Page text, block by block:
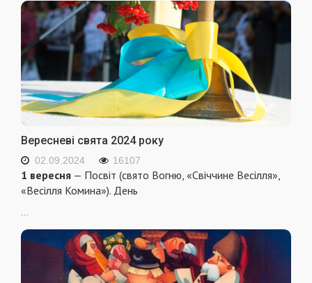
Вересневі свята 2024 року
02.09.2024 16107
1 вересня — Посвіт (свято Вогню, «Свіччине Весілля»,
«Весілля Комина»). День
...